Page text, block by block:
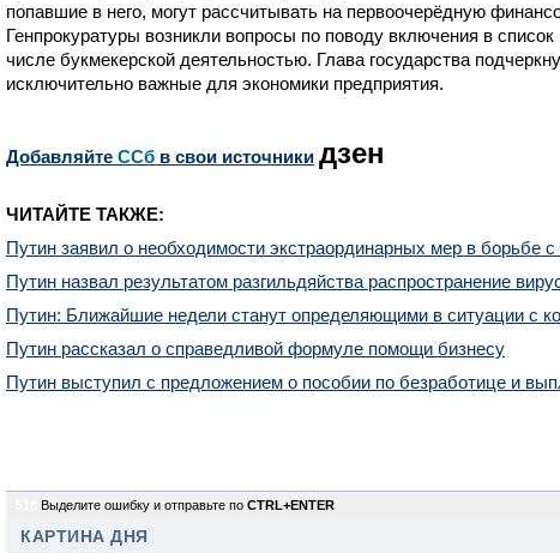
попавшие в него, могут рассчитывать на первоочерёдную
Генпрокуратуры возникли вопросы по поводу включения в
числе букмекерской деятельностью. Глава государства
исключительно важные для экономики предприятия.
Добавляйте CСб в свои источники дзен
ЧИТАЙТЕ ТАКЖЕ:
Путин заявил о необходимости экстраординарных мер в борьбе
Путин назвал результатом разгильдяйства распространение
Путин: Ближайшие недели станут определяющими в ситуации с
Путин рассказал о справедливой формуле помощи бизнесу
Путин выступил с предложением о пособии по безработице и
Выделите ошибку и отправьте по CTRL+ENTER
КАРТИНА ДНЯ